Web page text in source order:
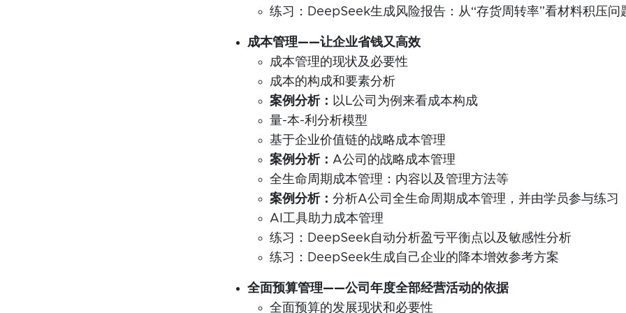
练习：DeepSeek生成风险报告：从“存货周转率”看材料积压问
成本管理——让企业省钱又高效
成本管理的现状及必要性
成本的构成和要素分析
案例分析： 以L公司为例来看成本构成
量-本-利分析模型
基于企业价值链的战略成本管理
案例分析： A公司的战略成本管理
全生命周期成本管理：内容以及管理方法等
案例分析： 分析A公司全生命周期成本管理，并由学员参与练习
AI工具助力成本管理
练习：DeepSeek自动分析盈亏平衡点以及敏感性分析
练习：DeepSeek生成自己企业的降本增效参考方案
全面预算管理——公司年度全部经营活动的依据
全面预算的发展现状和必要性